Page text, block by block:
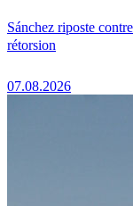
Sánchez riposte
rétorsion
07.08.2026